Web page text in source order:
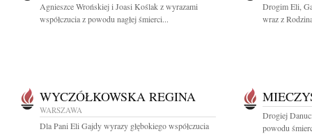
Agnieszce Wrońskiej i Joasi Koślak z wyrazami
współczucia z powodu nagłej śmierci...
Drogim Eli,
wraz z
WYCZÓŁKOWSKA REGINA
WARSZAWA
Dla Pani Eli Gajdy wyrazy głębokiego współczucia
Drogiej
powodu